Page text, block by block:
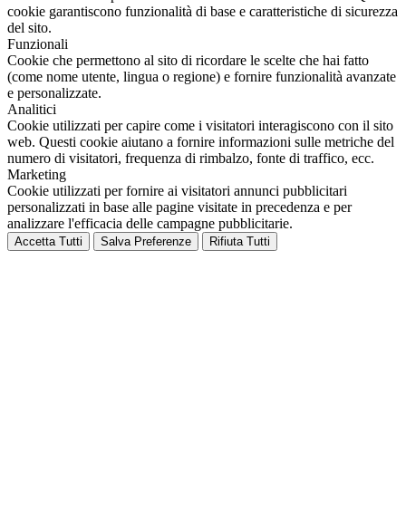
cookie garantiscono funzionalità di base e caratteristiche di sicurezza
del sito.
Funzionali
Cookie che permettono al sito di ricordare le scelte che hai fatto
(come nome utente, lingua o regione) e fornire funzionalità avanzate
e personalizzate.
Analitici
Cookie utilizzati per capire come i visitatori interagiscono con il sito
web. Questi cookie aiutano a fornire informazioni sulle metriche del
numero di visitatori, frequenza di rimbalzo, fonte di traffico, ecc.
Marketing
Cookie utilizzati per fornire ai visitatori annunci pubblicitari
personalizzati in base alle pagine visitate in precedenza e per
analizzare l'efficacia delle campagne pubblicitarie.
Accetta Tutti Salva Preferenze Rifiuta Tutti